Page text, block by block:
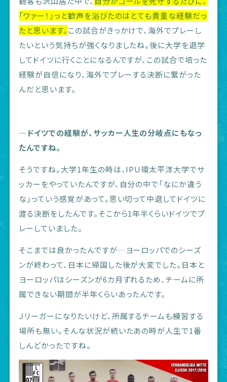
「ワァー！」っと歓声を浴びたのはとても貴重な経験だっ
たと思います。 この試合がきっかけで、海外でプレーし
たいという気持ちが強くなりましたね。後に大学を退学
してドイツに行くことになるんですが、この試合で培った
経験が自信になり、海外でプレーする決断に繋がった
んだと思います。
―ドイツでの経験が、サッカー人生の分岐点にもなっ
たんですね。
そうですね。大学1年生の時は、IPU環太平洋大学でサ
ッカーをやっていたんですが、自分の中で「なにか違う
な」っていう感覚があって。思い切って中退してドイツに
渡る決断をしたんです。そこから1年半くらいドイツでプ
レーしていました。
そこまでは良かったんですが…ヨーロッパでのシーズ
ンが終わって、日本に帰国した後が大変でした。日本と
ヨーロッパはシーズンが6カ月ずれるため、チームに所
属できない期間が半年くらいあったんです。
Ｊリーガーになりたいけど、所属するチームも練習する
場所も無い。そんな状況が続いたあの時が人生で1番
しんどかったですね。